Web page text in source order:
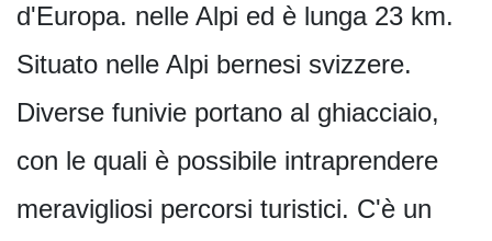
d'Europa. nelle Alpi ed è lunga 23 km.
Situato nelle Alpi bernesi svizzere.
Diverse funivie portano al ghiacciaio,
con le quali è possibile intraprendere
meravigliosi percorsi turistici. C'è un